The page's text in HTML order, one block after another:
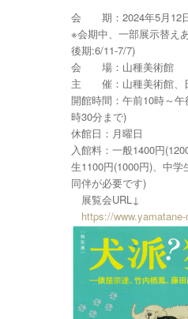
会 期：2024年5月12
※会期中、一部展示替え
後期:6/11-7/7)
会 場：山種美術館
主 催：山種美術館、
開館時間：午前10時～
時30分まで)
休館日：月曜日
入館料：一般1400円
生1100円(1000円)、中
同伴が必要です)
展覧会URL↓
https://